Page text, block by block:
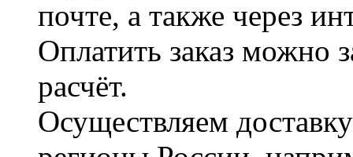
почте, а также через
Оплатить заказ можно
расчёт.
Осуществляем